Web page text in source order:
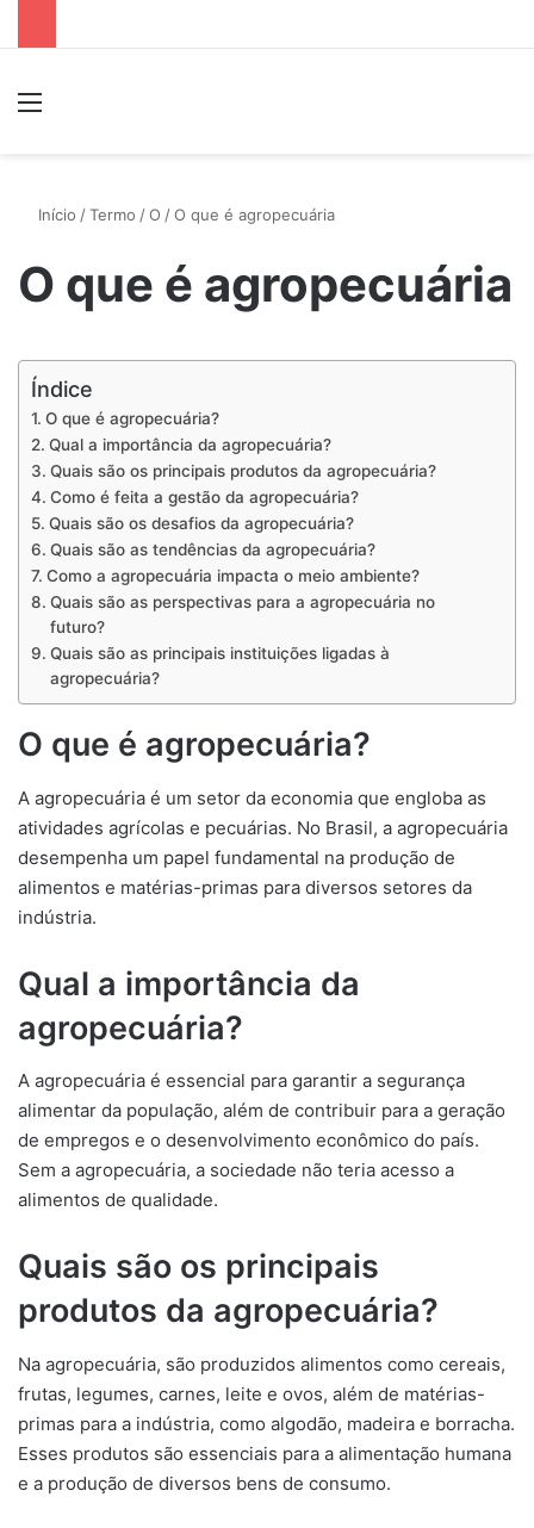
Início /Termo /O /O que é agropecuária
O que é agropecuária
Índice
O que é agropecuária?
Qual a importância da agropecuária?
Quais são os principais produtos da agropecuária?
Como é feita a gestão da agropecuária?
Quais são os desafios da agropecuária?
Quais são as tendências da agropecuária?
Como a agropecuária impacta o meio ambiente?
Quais são as perspectivas para a agropecuária no
futuro?
Quais são as principais instituições ligadas à
agropecuária?
O que é agropecuária?
A agropecuária é um setor da economia que engloba as
atividades agrícolas e pecuárias. No Brasil, a agropecuária
desempenha um papel fundamental na produção de
alimentos e matérias-primas para diversos setores da
indústria.
Qual a importância da
agropecuária?
A agropecuária é essencial para garantir a segurança
alimentar da população, além de contribuir para a geração
de empregos e o desenvolvimento econômico do país.
Sem a agropecuária, a sociedade não teria acesso a
alimentos de qualidade.
Quais são os principais
produtos da agropecuária?
Na agropecuária, são produzidos alimentos como cereais,
frutas, legumes, carnes, leite e ovos, além de matérias-
primas para a indústria, como algodão, madeira e borracha.
Esses produtos são essenciais para a alimentação humana
e a produção de diversos bens de consumo.